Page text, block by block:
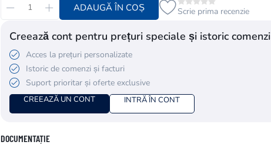
ADAUGĂ ÎN COȘ Scrie prima recenzie
Creează cont pentru prețuri speciale și istoric comenzi
Acces la prețuri personalizate
Istoric de comenzi și facturi
Suport prioritar și oferte exclusive
CREEAZĂ UN CONT INTRĂ ÎN CONT
DOCUMENTAȚIE